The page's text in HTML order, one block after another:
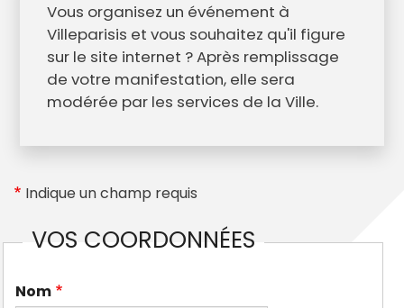
Vous organisez un événement à
Villeparisis et vous souhaitez qu'il figure
sur le site internet ? Après remplissage
de votre manifestation, elle sera
modérée par les services de la Ville.
Indique un champ requis
VOS COORDONNÉES
Nom